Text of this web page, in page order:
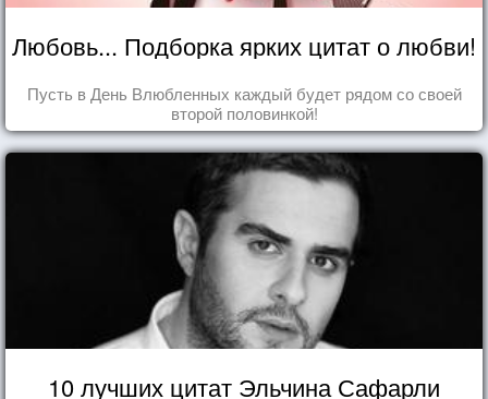
Любовь... Подборка ярких цитат о любви!
Пусть в День Влюбленных каждый будет рядом со своей
второй половинкой!
10 лучших цитат Эльчина Сафарли